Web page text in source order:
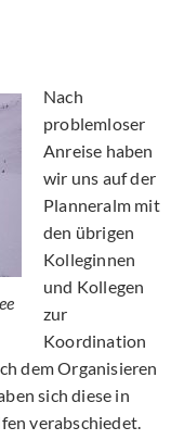
Nach
problemloser
Anreise haben
wir uns auf der
Planneralm mit
den übrigen
Kolleginnen
und Kollegen
zur
Koordination
dem Organisieren
sich diese in
verabschiedet.